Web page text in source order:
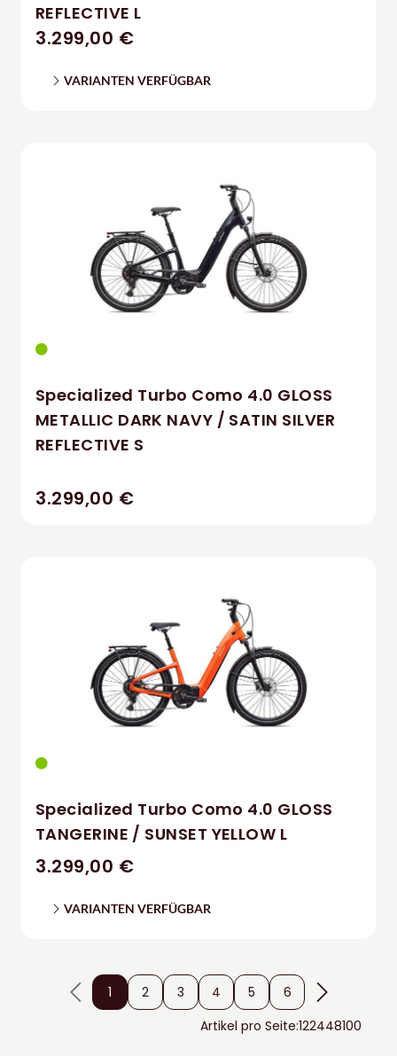
REFLECTIVE L
3.299,00 €
VARIANTEN VERFÜGBAR
Specialized Turbo Como 4.0 GLOSS
METALLIC DARK NAVY / SATIN SILVER
REFLECTIVE S
3.299,00 €
Specialized Turbo Como 4.0 GLOSS
TANGERINE / SUNSET YELLOW L
3.299,00 €
VARIANTEN VERFÜGBAR
1 2 3 4 5
6
Artikel pro Seite:122448100